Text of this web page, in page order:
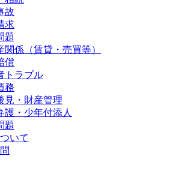
故
求
題
関係（賃貸・売買等）
償
トラブル
務
見・財産管理
護・少年付添人
題